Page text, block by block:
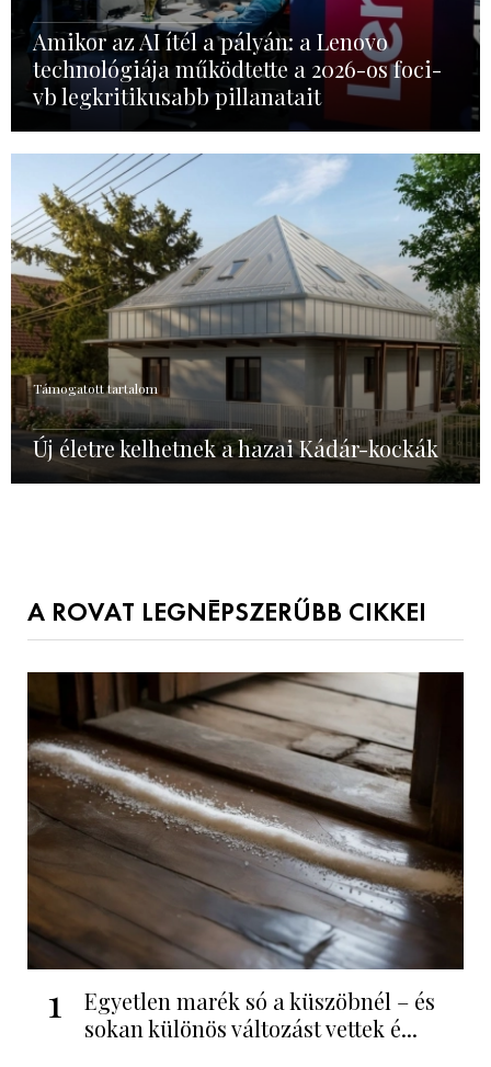
Amikor az AI ítél a pályán: a Lenovo
technológiája működtette a 2026-os foci-
vb legkritikusabb pillanatait
Támogatott tartalom
Új életre kelhetnek a hazai Kádár-kockák
A ROVAT LEGNÉPSZERŰBB CIKKEI
1
Egyetlen marék só a küszöbnél – és
sokan különös változást vettek é...